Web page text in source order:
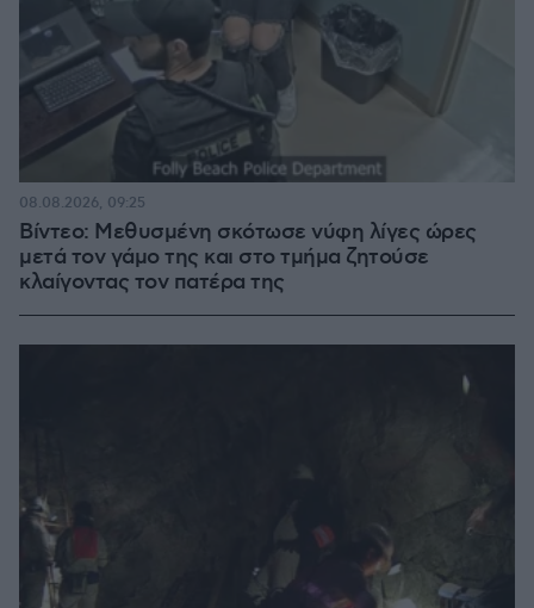
Βίντεο: Μεθυσμένη σκότωσε νύφη λίγες ώρες
μετά τον γάμο της και στο τμήμα ζητούσε
κλαίγοντας τον πατέρα της
08.08.2026, 09:25